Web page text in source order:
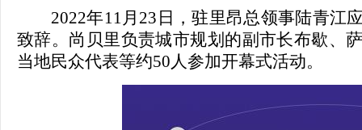
2022年11月23日，驻里昂总领事陆青江
致辞。尚贝里负责城市规划的副市长布歇、
当地民众代表等约50人参加开幕式活动。